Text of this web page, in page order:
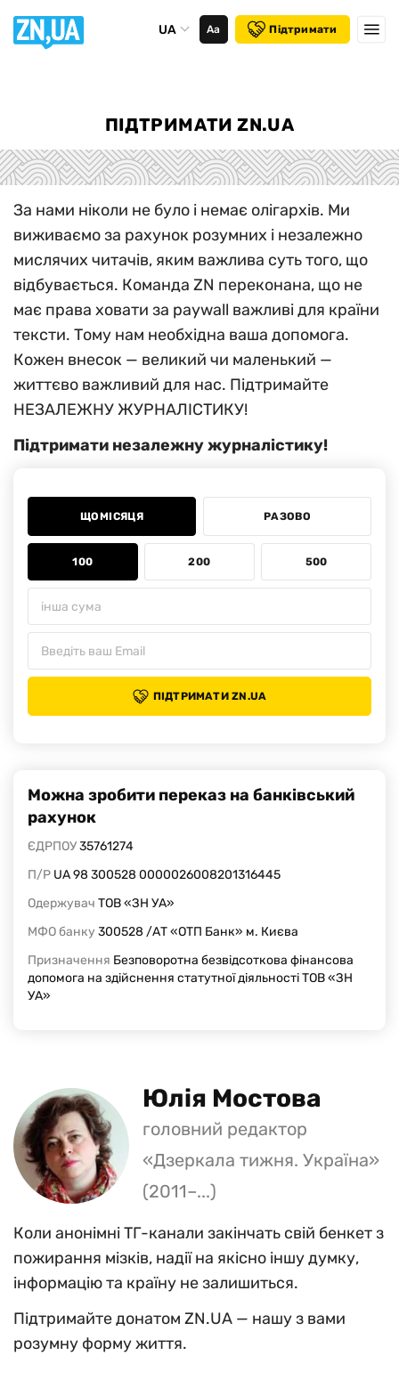
UA Аа Підтримати
ПІДТРИМАТИ ZN.UA
За нами ніколи не було і немає олігархів. Ми
виживаємо за рахунок розумних і незалежно
мислячих читачів, яким важлива суть того, що
відбувається. Команда ZN переконана, що не
має права ховати за paywall важливі для країни
тексти. Тому нам необхідна ваша допомога.
Кожен внесок — великий чи маленький —
життєво важливий для нас. Підтримайте
НЕЗАЛЕЖНУ ЖУРНАЛІСТИКУ!
Підтримати незалежну журналістику!
ЩОМІСЯЦЯ РАЗОВО
100 200 500
ПІДТРИМАТИ ZN.UA
Можна зробити переказ на банківський
рахунок
ЄДРПОУ35761274
П/Р UA 98 300528 0000026008201316445
Одержувач ТОВ «ЗН УА»
МФО банку 300528 /АТ «ОТП Банк» м. Києва
Призначення Безповоротна безвідсоткова фінансова
допомога на здійснення статутної діяльності ТОВ «ЗН
УА»
Юлія Мостова
головний редактор
«Дзеркала тижня. Україна»
(2011–...)
Коли анонімні ТГ-канали закінчать свій бенкет з
пожирання мізків, надії на якісно іншу думку,
інформацію та країну не залишиться.
Підтримайте донатом ZN.UA — нашу з вами
розумну форму життя.